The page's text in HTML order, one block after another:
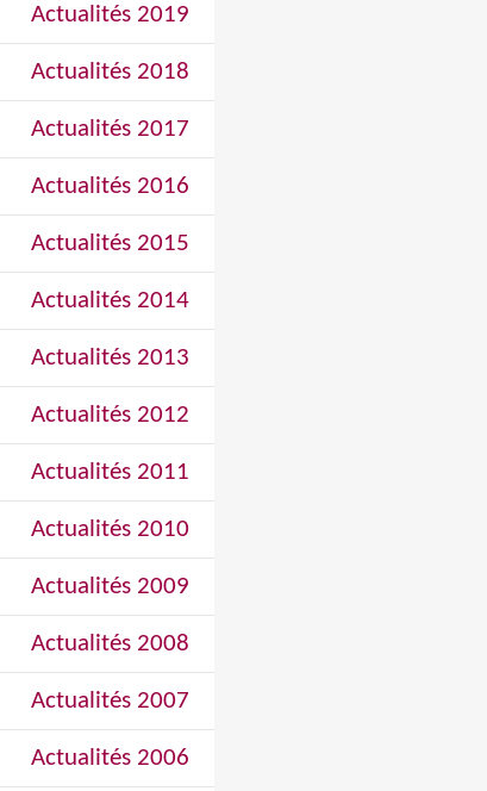
Actualités 2019
Actualités 2018
Actualités 2017
Actualités 2016
Actualités 2015
Actualités 2014
Actualités 2013
Actualités 2012
Actualités 2011
Actualités 2010
Actualités 2009
Actualités 2008
Actualités 2007
Actualités 2006